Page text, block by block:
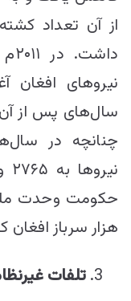
از آن تعداد
نیروهای افغان
سال‌های پس از آن
هزار سرباز
تلفات